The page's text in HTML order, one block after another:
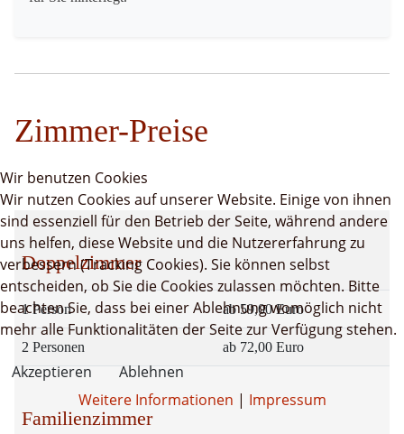
Zimmer-Preise
Doppelzimmer
1 Person ab 59,00 Euro
2 Personen ab 72,00 Euro
Familienzimmer
Wir benutzen Cookies
Wir nutzen Cookies auf unserer Website. Einige von ihnen
sind essenziell für den Betrieb der Seite, während andere
uns helfen, diese Website und die Nutzererfahrung zu
verbessern (Tracking Cookies). Sie können selbst
entscheiden, ob Sie die Cookies zulassen möchten. Bitte
beachten Sie, dass bei einer Ablehnung womöglich nicht
mehr alle Funktionalitäten der Seite zur Verfügung stehen.
Akzeptieren
Ablehnen
Weitere Informationen | Impressum